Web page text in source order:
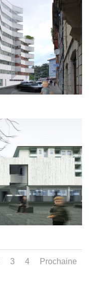
3 4 Prochaine